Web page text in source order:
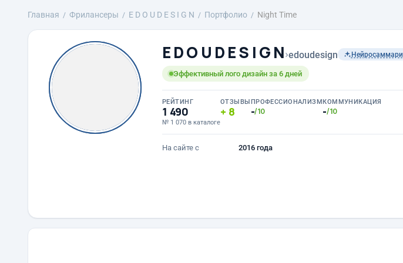
Главная Фрилансеры E D O U D E S I G N Портфолио Night Time
E D O U D E S I G N›edoudesign Нейросаммари
Эффективный лого дизайн за 6 дней
РЕЙТИНГ
1 490
№ 1 070 в каталоге
ОТЗЫВЫ
8
ПРОФЕССИОНАЛИЗМ
-/10
КОММУНИКАЦИЯ
-/10
На сайте с 2016 года